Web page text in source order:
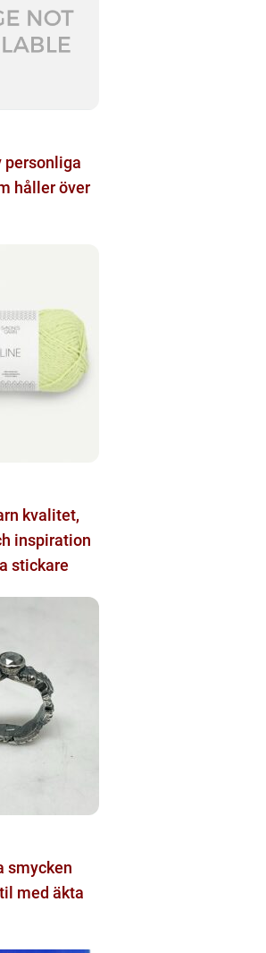
håller över
inspiration
stickare
smycken
med äkta